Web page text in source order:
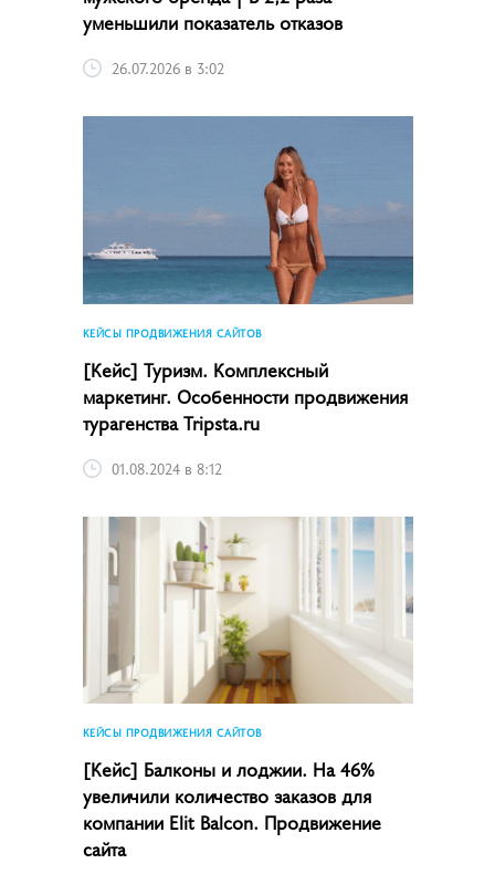
уменьшили показатель отказов
26.07.2026 в 3:02
КЕЙСЫ ПРОДВИЖЕНИЯ САЙТОВ
[Кейс] Туризм. Комплексный
маркетинг. Особенности продвижения
турагенства Tripsta.ru
01.08.2024 в 8:12
КЕЙСЫ ПРОДВИЖЕНИЯ САЙТОВ
[Кейс] Балконы и лоджии. На 46%
увеличили количество заказов для
компании Elit Balcon. Продвижение
сайта